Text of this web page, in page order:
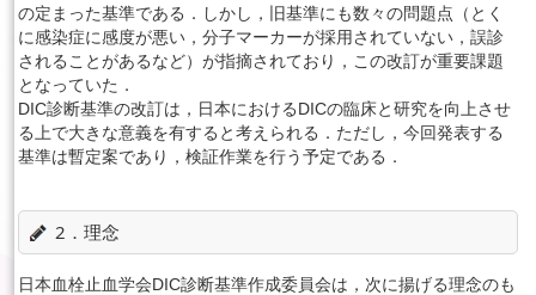
の定まった基準である．しかし，旧基準にも数々の問題点（とく
に感染症に感度が悪い，分子マーカーが採用されていない，誤診
されることがあるなど）が指摘されており，この改訂が重要課題
となっていた．
DIC診断基準の改訂は，日本におけるDICの臨床と研究を向上させ
る上で大きな意義を有すると考えられる．ただし，今回発表する
基準は暫定案であり，検証作業を行う予定である．
2．理念
日本血栓止血学会DIC診断基準作成委員会は，次に揚げる理念のも